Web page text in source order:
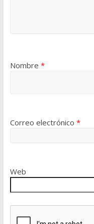
Nombre *
Correo electrónico *
Web